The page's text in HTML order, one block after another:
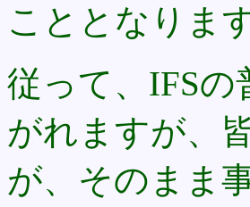
こととなりま
従って、IFSの
がれますが、
が、そのまま